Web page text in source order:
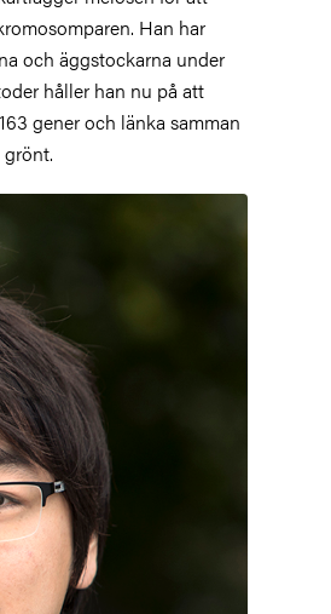
Han har
och äggstockarna under
håller han nu på att
gener och länka samman